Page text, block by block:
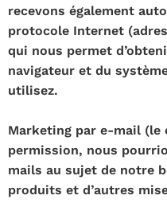
recevons également
protocole Internet
qui nous permet
navigateur et du
utilisez.
Marketing par e-mail (le
permission, nous
mails au sujet de notre
produits et d’autres